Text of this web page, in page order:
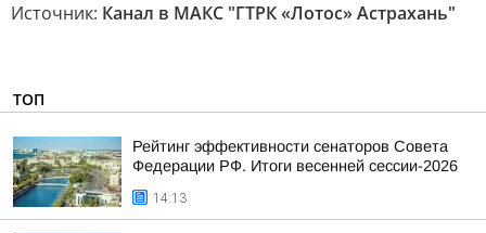
Источник: Канал в МАКС "ГТРК «Лотос» Астрахань"
ТОП
Рейтинг эффективности сенаторов Совета
Федерации РФ. Итоги весенней сессии-2026
14:13